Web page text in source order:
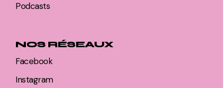
Podcasts
NOS RÉSEAUX
Facebook
Instagram